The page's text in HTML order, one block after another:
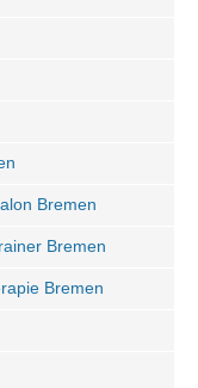
Bremen
Bremen
Bremen